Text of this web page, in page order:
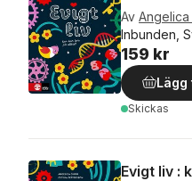
Av Angelica
Inbunden,
159 kr
Lägg
Skickas
Evigt liv :